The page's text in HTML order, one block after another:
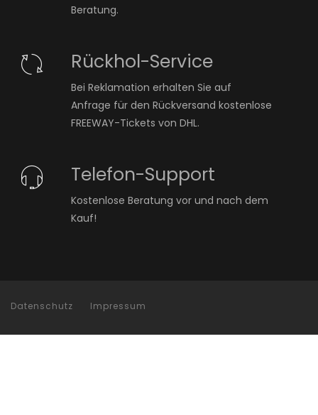
Beratung.
Rückhol-Service
Bei Reklamation erhalten Sie auf
Anfrage für den Rückversand kostenlose
FREEWAY-Tickets von DHL.
Telefon-Support
Kostenlose Beratung vor und nach dem
Kauf!
Datenschutz Impressum